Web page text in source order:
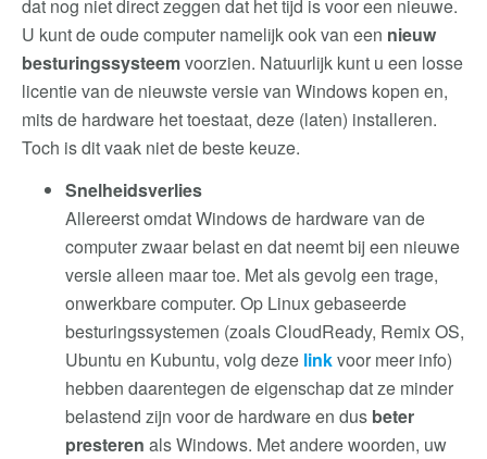
dat nog niet direct zeggen dat het tijd is voor een nieuwe.
U kunt de oude computer namelijk ook van een nieuw
besturingssysteemvoorzien. Natuurlijk kunt u een losse
licentie van de nieuwste versie van Windows kopen en,
mits de hardware het toestaat, deze (laten) installeren.
Toch is dit vaak niet de beste keuze.
Snelheidsverlies
Allereerst omdat Windows de hardware van de
computer zwaar belast en dat neemt bij een nieuwe
versie alleen maar toe. Met als gevolg een trage,
onwerkbare computer. Op Linux gebaseerde
besturingssystemen (zoals CloudReady, Remix OS,
Ubuntu en Kubuntu, volg deze linkvoor meer info)
hebben daarentegen de eigenschap dat ze minder
belastend zijn voor de hardware en dus beter
presteren als Windows. Met andere woorden, uw